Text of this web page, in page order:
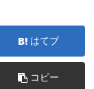
はてブ
コピー